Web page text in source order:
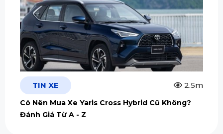
TIN XE 2.5m
Có Nên Mua Xe Yaris Cross Hybrid Cũ Không?
Đánh Giá Từ A - Z